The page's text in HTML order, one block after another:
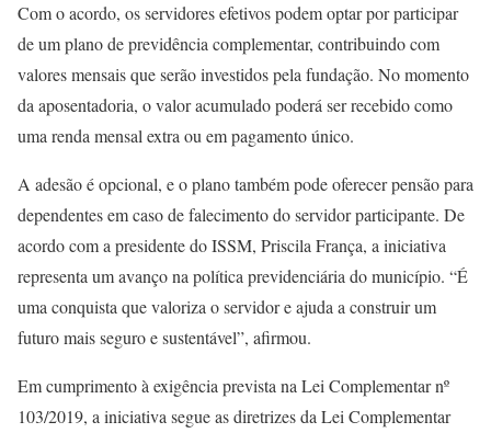
Com o acordo, os servidores efetivos podem optar por participar
de um plano de previdência complementar, contribuindo com
valores mensais que serão investidos pela fundação. No momento
da aposentadoria, o valor acumulado poderá ser recebido como
uma renda mensal extra ou em pagamento único.
A adesão é opcional, e o plano também pode oferecer pensão para
dependentes em caso de falecimento do servidor participante. De
acordo com a presidente do ISSM, Priscila França, a iniciativa
representa um avanço na política previdenciária do município. “É
uma conquista que valoriza o servidor e ajuda a construir um
futuro mais seguro e sustentável”, afirmou.
Em cumprimento à exigência prevista na Lei Complementar nº
103/2019, a iniciativa segue as diretrizes da Lei Complementar